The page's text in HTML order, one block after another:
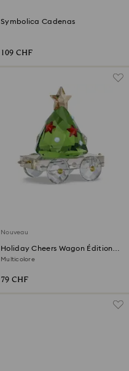
Symbolica Cadenas
109 CHF
Nouveau
Holiday Cheers Wagon Édition
Annuelle 2026
Multicolore
79 CHF